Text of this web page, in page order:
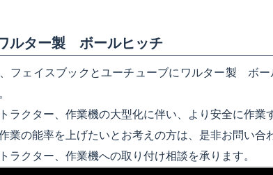
ルター製 ボールヒッチ
フェイスブックとユーチューブにワルター製 ボ
ラクター、作業機の大型化に伴い、より安全に作業
業の能率を上げたいとお考えの方は、是非お問い合
ラクター、作業機への取り付け相談を承ります。